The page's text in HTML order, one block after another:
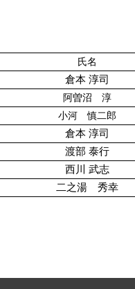
氏名
倉本 淳司
阿曽沼 淳
小河 慎二郎
倉本 淳司
渡部 泰行
西川 武志
二之湯 秀幸